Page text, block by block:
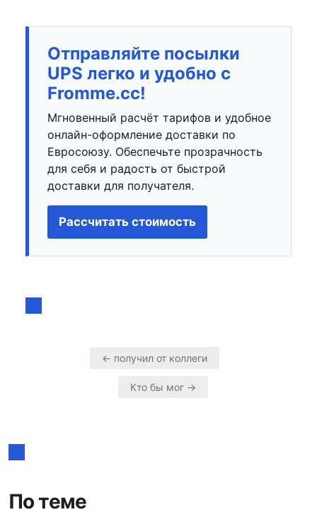
Отправляйте посылки
UPS легко и удобно с
Fromme.cc!
Мгновенный расчёт тарифов и удобное
онлайн-оформление доставки по
Евросоюзу. Обеспечьте прозрачность
для себя и радость от быстрой
доставки для получателя.
Рассчитать стоимость
← получил от коллеги
Кто бы мог →
По теме